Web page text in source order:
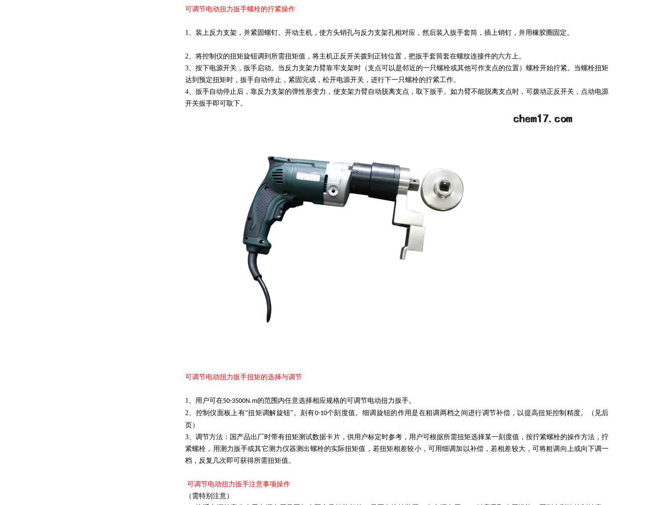
可调节电动扭力扳手螺栓的拧紧操作
1、装上反力支架，并紧固螺钉。开动主机，使方头销孔与反力支架孔相对应，然后装入扳手套筒，插上销钉，并用橡胶圈固定。
2、将控制仪的扭矩旋钮调到所需扭矩值，将主机正反开关拨到正转位置，把扳手套筒套在螺纹连接件的六方上。
3、按下电源开关，扳手启动。当反力支架力臂靠牢支架时（支点可以是邻近的一只螺栓或其他可作支点的位置）螺栓开始拧紧。当螺栓扭矩
达到预定扭矩时，扳手自动停止，紧固完成，松开电源开关，进行下一只螺栓的拧紧工作。
4、扳手自动停止后，靠反力支架的弹性形变力，使支架力臂自动脱离支点，取下扳手。如力臂不能脱离支点时，可拨动正反开关，点动电源
开关扳手即可取下。
可调节电动扭力扳手扭矩的选择与调节
1、用户可在50-3500N.m的范围内任意选择相应规格的可调节电动扭力扳手。
2、控制仪面板上有“扭矩调解旋钮”。刻有0-10个刻度值。细调旋钮的作用是在粗调两档之间进行调节补偿，以提高扭矩控制精度。（见后
页）
3、调节方法：国产品出厂时带有扭矩测试数据卡片，供用户标定时参考，用户可根据所需扭矩选择某一刻度值，按拧紧螺栓的操作方法，拧
紧螺栓，用测力扳手或其它测力仪器测出螺栓的实际扭矩值，若扭矩相差较小，可用细调加以补偿，若相差较大，可将粗调向上或向下调一
档，反复几次即可获得所需扭矩值。
可调节电动扭力扳手注意事项操作
（需特别注意）